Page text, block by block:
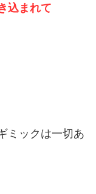
込まれて
ミックは一切あ